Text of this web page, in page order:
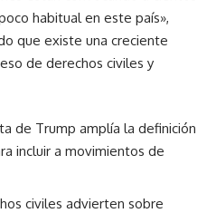
habitual en este país»,
que existe una creciente
de derechos civiles y
de Trump amplía la definición
incluir a movimientos de
civiles advierten sobre